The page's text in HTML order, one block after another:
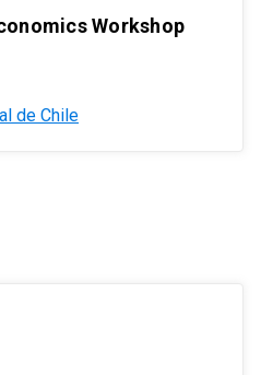
Workshop
de Chile